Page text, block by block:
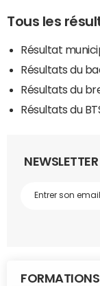
Tous les
Résultat
Résultats du
Résultats du
Résultats du
FORMATIONS